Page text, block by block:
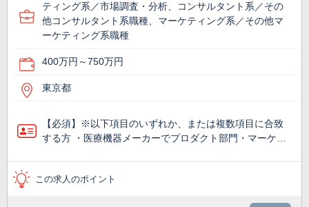
ティング系／市場調査・分析、コンサルタント系／その
他コンサルタント系職種、マーケティング系／その他マ
ーケティング系職種
400万円～750万円
東京都
【必須】※以下項目のいずれか、または複数項目に合致
する方 ・医療機器メーカーでプロダクト部門・マーケ…
この求人のポイント